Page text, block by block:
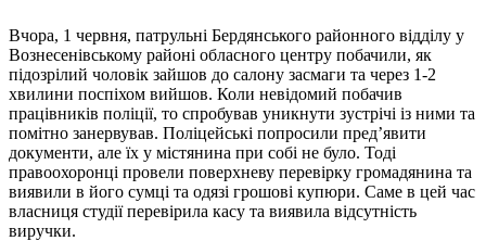
Вчора, 1 червня, патрульні Бердянського районного відділу у
Вознесенівському районі обласного центру побачили, як
підозрілий чоловік зайшов до салону засмаги та через 1-2
хвилини поспіхом вийшов. Коли невідомий побачив
працівників поліції, то спробував уникнути зустрічі із ними та
помітно занервував. Поліцейські попросили пред’явити
документи, але їх у містянина при собі не було. Тоді
правоохоронці провели поверхневу перевірку громадянина та
виявили в його сумці та одязі грошові купюри. Саме в цей час
власниця студії перевірила касу та виявила відсутність
виручки.